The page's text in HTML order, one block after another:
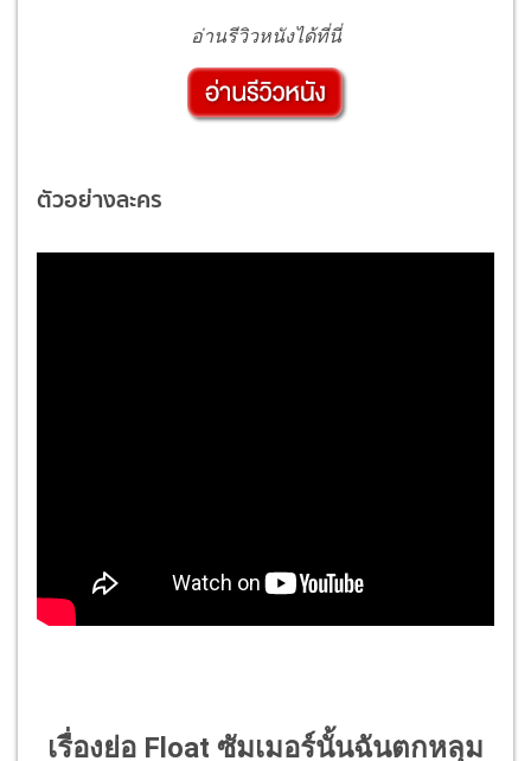
อ่านรีวิวหนังได้ที่นี่
ตัวอย่างละคร
เรื่องย่อ Float ซัมเมอร์นั้นฉันตกหลุม